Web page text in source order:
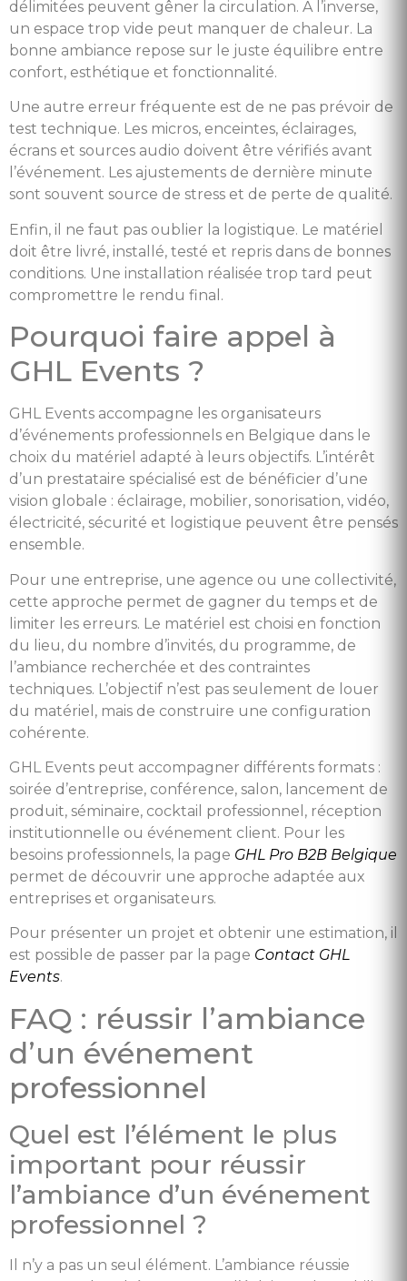
délimitées peuvent gêner la circulation. À l’inverse,
un espace trop vide peut manquer de chaleur. La
bonne ambiance repose sur le juste équilibre entre
confort, esthétique et fonctionnalité.
Une autre erreur fréquente est de ne pas prévoir de
test technique. Les micros, enceintes, éclairages,
écrans et sources audio doivent être vérifiés avant
l’événement. Les ajustements de dernière minute
sont souvent source de stress et de perte de qualité.
Enfin, il ne faut pas oublier la logistique. Le matériel
doit être livré, installé, testé et repris dans de bonnes
conditions. Une installation réalisée trop tard peut
compromettre le rendu final.
Pourquoi faire appel à
GHL Events ?
GHL Events accompagne les organisateurs
d’événements professionnels en Belgique dans le
choix du matériel adapté à leurs objectifs. L’intérêt
d’un prestataire spécialisé est de bénéficier d’une
vision globale : éclairage, mobilier, sonorisation, vidéo,
électricité, sécurité et logistique peuvent être pensés
ensemble.
Pour une entreprise, une agence ou une collectivité,
cette approche permet de gagner du temps et de
limiter les erreurs. Le matériel est choisi en fonction
du lieu, du nombre d’invités, du programme, de
l’ambiance recherchée et des contraintes
techniques. L’objectif n’est pas seulement de louer
du matériel, mais de construire une configuration
cohérente.
GHL Events peut accompagner différents formats :
soirée d’entreprise, conférence, salon, lancement de
produit, séminaire, cocktail professionnel, réception
institutionnelle ou événement client. Pour les
besoins professionnels, la page GHL Pro B2B Belgique
permet de découvrir une approche adaptée aux
entreprises et organisateurs.
Pour présenter un projet et obtenir une estimation, il
est possible de passer par la page Contact GHL
Events.
FAQ : réussir l’ambiance
d’un événement
professionnel
Quel est l’élément le plus
important pour réussir
l’ambiance d’un événement
professionnel ?
Il n’y a pas un seul élément. L’ambiance réussie